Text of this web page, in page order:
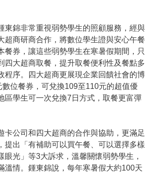
錦非常重視弱勢學生的照顧服務，經與
超商研商合作，將數位學生證與安心午餐
餐券，讓這些弱勢學生在寒暑假期間，只
四大超商取餐，提升取餐便利性及餐點多
程序。四大超商更展現企業回饋社會的博
位餐券，可兌換109至110元的超值優
區學生可一次兌換7日方式，取餐更富彈
公司和四大超商的合作與協助，更滿足
提出「有補助可以買午餐、可以選擇多樣
眼光」等3大訴求，溫馨關懷弱勢學生，
溫情。鍾東錦說，每年寒暑假大約100天